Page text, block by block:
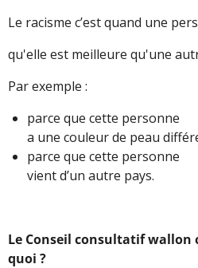
Le racisme c’est quand une
qu'elle est meilleure qu'une
Par exemple :
parce que cette personne
a une couleur de peau
parce que cette personne
vient d’un autre pays.
Le Conseil consultatif wallon
quoi ?